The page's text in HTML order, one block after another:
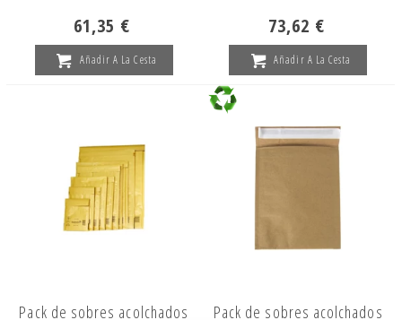
61,35 €
Añadir A La Cesta
73,62 €
Añadir A La Cesta
Pack de sobres acolchados Pack de sobres acolchados